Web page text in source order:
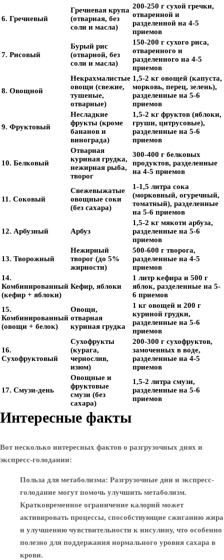
6. Гречневый
Гречневая крупа
(отварная, без
соли и масла)
200-250 г сухой гречки,
отваренной и
разделенной на 4-5
приемов
7. Рисовый
Бурый рис
(отварной, без
соли и масла)
150-200 г сухого риса,
отваренного и
разделенного на 4-5
приемов
8. Овощной
Некрахмалистые
овощи (свежие,
тушеные,
отварные)
1,5-2 кг овощей (капуста,
морковь, перец, зелень),
разделенные на 5-6
приемов
9. Фруктовый
Несладкие
фрукты (кроме
бананов и
винограда)
1,5-2 кг фруктов (яблоки,
груши, цитрусовые),
разделенные на 5-6
приемов
10. Белковый
Отварная
куриная грудка,
нежирная рыба,
творог
300-400 г белковых
продуктов, разделенные
на 4-5 приемов
11. Соковый
Свежевыжатые
овощные соки
(без сахара)
1-1,5 литра сока
(морковный, огуречный,
томатный), разделенные
на 5-6 приемов
12. Арбузный Арбуз
1,5-2 кг мякоти арбуза,
разделенные на 5-6
приемов
13. Творожный
Нежирный
творог (до 5%
жирности)
500-600 г творога,
разделенные на 4-5
приемов
14.
Комбинированный
(кефир + яблоки)
Кефир, яблоки
1 литр кефира и 500 г
яблок, разделенные на 5-
6 приемов
15.
Комбинированный
(овощи + белок)
Овощи,
отварная
куриная грудка
1 кг овощей и 200 г
куриной грудки,
разделенные на 5-6
приемов
16.
Сухофруктовый
Сухофрукты
(курага,
чернослив,
изюм)
200-300 г сухофруктов,
замоченных в воде,
разделенные на 4-5
приемов
17. Смузи-день
Овощные и
фруктовые
смузи (без
сахара)
1,5-2 литра смузи,
разделенные на 5-6
приемов
Интересные факты
Вот несколько интересных фактов о разгрузочных днях и
экспресс-голодании:
Польза для метаболизма: Разгрузочные дни и экспресс-
голодание могут помочь улучшить метаболизм.
Кратковременное ограничение калорий может
активировать процессы, способствующие сжиганию жира
и улучшению чувствительности к инсулину, что особенно
полезно для поддержания нормального уровня сахара в
крови.